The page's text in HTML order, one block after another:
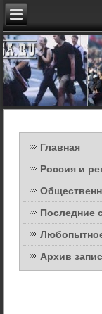
Главная
Россия и
Последние
Архив